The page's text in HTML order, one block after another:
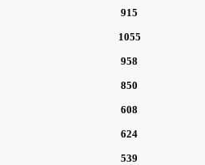
915
1055
958
850
608
624
539